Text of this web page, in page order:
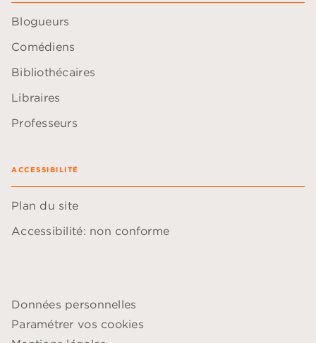
Blogueurs
Comédiens
Bibliothécaires
Libraires
Professeurs
ACCESSIBILITÉ
Plan du site
Accessibilité: non conforme
Données personnelles
Paramétrer vos cookies